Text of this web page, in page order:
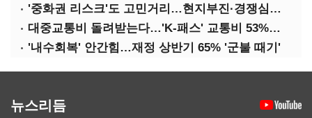
'중화권 리스크'도 고민거리…현지부진·경쟁심화·양안냉각
대중교통비 돌려받는다…'K-패스' 교통비 53%까지 환급
'내수회복' 안간힘…재정 상반기 65% '군불 때기'
뉴스리듬